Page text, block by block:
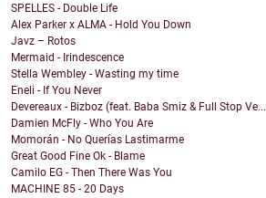
SPELLES - Double Life
Alex Parker x ALMA - Hold You Down
Javz – Rotos
Mermaid - Irindescence
Stella Wembley - Wasting my time
Eneli - If You Never
Devereaux - Bizboz (feat. Baba Smiz & Full Stop Ve...
Damien McFly - Who You Are
Momorán - No Querías Lastimarme
Great Good Fine Ok - Blame
Camilo EG - Then There Was You
MACHINE 85 - 20 Days